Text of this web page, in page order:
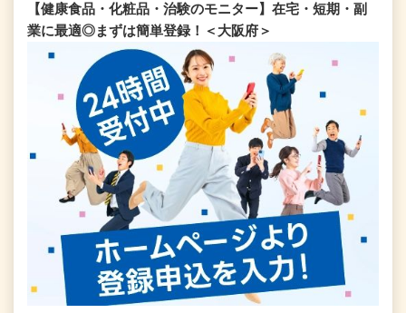
【健康食品・化粧品・治験のモニター】在宅・短期・副
業に最適◎まずは簡単登録！＜大阪府＞